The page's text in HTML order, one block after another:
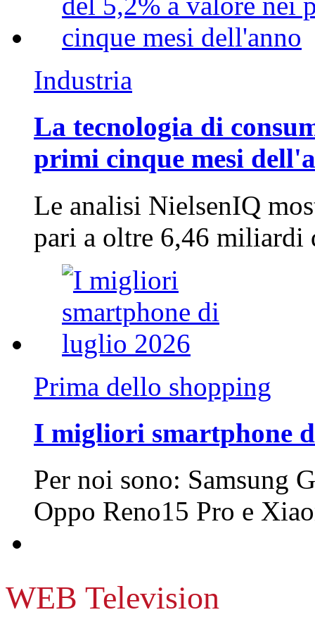
Industria
La tecnologia di
primi cinque mesi
Le analisi NielsenIQ
pari a oltre 6,46
Prima dello shopping
I migliori smartphone
Per noi sono: Samsung
Oppo Reno15 Pro e
WEB Television